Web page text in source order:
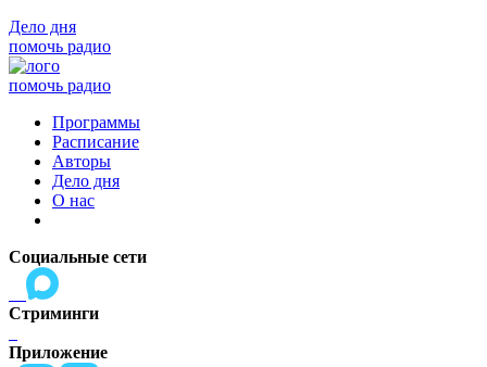
Дело дня
помочь радио
помочь радио
Программы
Расписание
Авторы
Дело дня
О нас
Социальные сети
Стриминги
Приложение